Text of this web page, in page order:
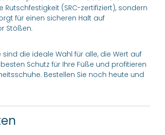
(SRC-zertifiziert), sondern
für einen sicheren Halt auf
Stößen.
sind die ideale Wahl für alle, die Wert auf
Schutz für Ihre Füße und profitieren
Bestellen Sie noch heute und